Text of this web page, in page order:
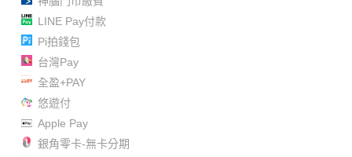
LINE Pay付款
Pi拍錢包
台灣Pay
全盈+PAY
悠遊付
Apple Pay
銀角零卡-無卡分期